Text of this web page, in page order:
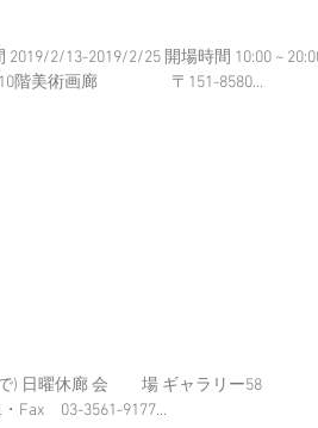
開場時間 10:00 ~ 20:00
(金・土 ~20:30まで / 最終日 ~16:00まで) 会 場 新宿高島屋10階美術画廊 〒151-8580...
座4-4-13 琉映ビル4Ｆ Tel・Fax 03-3561-9177...